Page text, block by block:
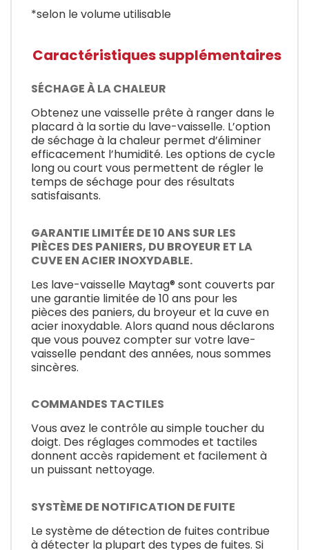
*selon le volume utilisable
Caractéristiques supplémentaires
SÉCHAGE À LA CHALEUR
Obtenez une vaisselle prête à ranger dans le
placard à la sortie du lave-vaisselle. L’option
de séchage à la chaleur permet d’éliminer
efficacement l’humidité. Les options de cycle
long ou court vous permettent de régler le
temps de séchage pour des résultats
satisfaisants.
GARANTIE LIMITÉE DE 10 ANS SUR LES
PIÈCES DES PANIERS, DU BROYEUR ET LA
CUVE EN ACIER INOXYDABLE.
Les lave-vaisselle Maytag® sont couverts par
une garantie limitée de 10 ans pour les
pièces des paniers, du broyeur et la cuve en
acier inoxydable. Alors quand nous déclarons
que vous pouvez compter sur votre lave-
vaisselle pendant des années, nous sommes
sincères.
COMMANDES TACTILES
Vous avez le contrôle au simple toucher du
doigt. Des réglages commodes et tactiles
donnent accès rapidement et facilement à
un puissant nettoyage.
SYSTÈME DE NOTIFICATION DE FUITE
Le système de détection de fuites contribue
à détecter la plupart des types de fuites. Si